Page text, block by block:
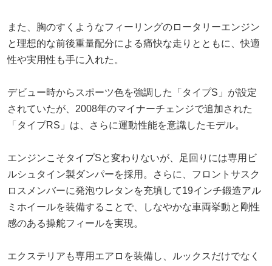
また、胸のすくようなフィーリングのロータリーエンジン
と理想的な前後重量配分による痛快な走りとともに、快適
性や実用性も手に入れた。
デビュー時からスポーツ色を強調した「タイプS」が設定
されていたが、2008年のマイナーチェンジで追加された
「タイプRS」は、さらに運動性能を意識したモデル。
エンジンこそタイプSと変わりないが、足回りには専用ビ
ルシュタイン製ダンパーを採用。さらに、フロントサスク
ロスメンバーに発泡ウレタンを充填して19インチ鍛造アル
ミホイールを装備することで、しなやかな車両挙動と剛性
感のある操舵フィールを実現。
エクステリアも専用エアロを装備し、ルックスだけでなく